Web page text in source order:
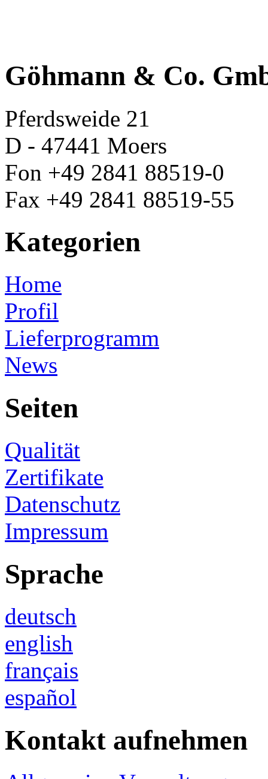
Göhmann & Co.
Pferdsweide 21
D - 47441 Moers
Fon +49 2841 88519-0
Fax +49 2841 88519-55
Kategorien
Home
Profil
Lieferprogramm
News
Seiten
Qualität
Zertifikate
Datenschutz
Impressum
Sprache
deutsch
english
français
español
Kontakt aufnehmen